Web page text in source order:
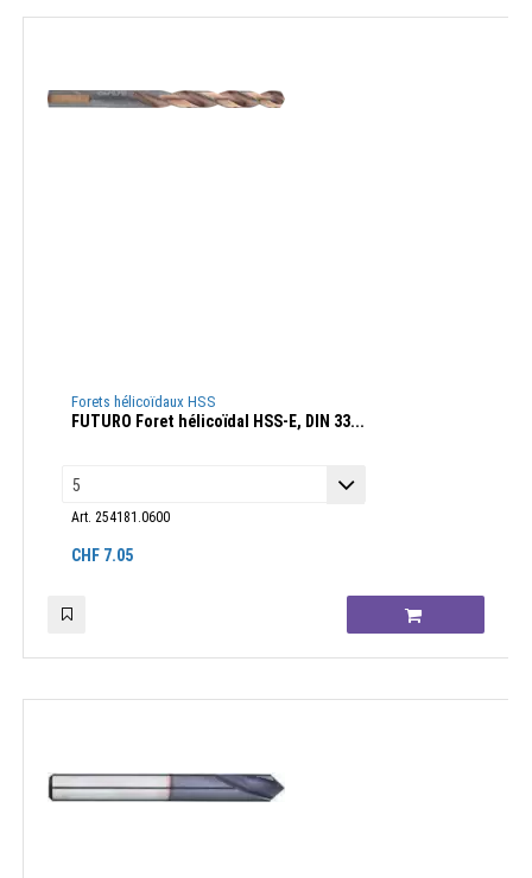
Forets hélicoïdaux HSS
FUTURO Foret hélicoïdal HSS-E, DIN 33...
Art. 254181.0600
CHF 7.05